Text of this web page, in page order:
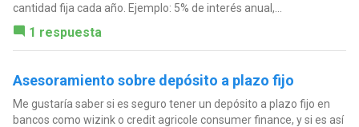
cantidad fija cada año. Ejemplo: 5% de interés anual,...
1 respuesta
Asesoramiento sobre depósito a plazo fijo
Me gustaría saber si es seguro tener un depósito a plazo fijo en
bancos como wizink o credit agricole consumer finance, y si es así